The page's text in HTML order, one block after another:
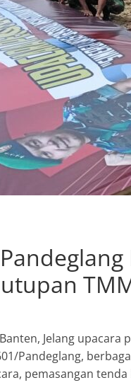
Jelang upacara
Pandeglang,
pemasangan